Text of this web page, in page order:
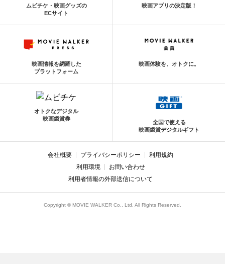
ムビチケ・映画グッズの
ECサイト
映画アプリの決定版！
映画情報を網羅した
プラットフォーム
映画体験を、オトクに。
オトクなデジタル
映画鑑賞券
全国で使える
映画鑑賞デジタルギフト
会社概要 プライバシーポリシー
利用規約
利用環境
お問い合わせ
利用者情報の外部送信について
Copyright © MOVIE WALKER Co., Ltd. All Rights Reserved.